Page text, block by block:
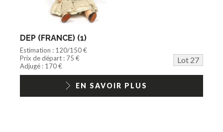
DEP (FRANCE) (1)
Estimation : 120/150 €
Prix de départ : 75 €
Lot 27
Adjugé : 170 €
EN SAVOIR PLUS